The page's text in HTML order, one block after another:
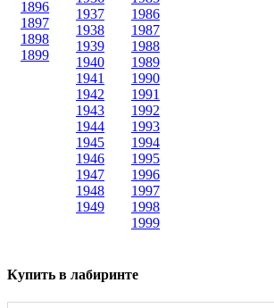
1896
1897
1898
1899
1937
1938
1939
1940
1941
1942
1943
1944
1945
1946
1947
1948
1949
1986
1987
1988
1989
1990
1991
1992
1993
1994
1995
1996
1997
1998
1999
Купить в лабиринте